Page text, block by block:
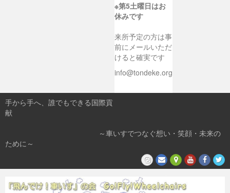
※第5土曜日はお
休みです
来所予定の方は事
前にメールいただ
けると確実です
info@tondeke.org
手から手へ、誰でもできる国際貢
献
～車いすでつなぐ想い・笑顔・未来の
ために～